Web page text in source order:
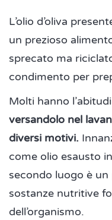
L’olio d’oliva
un prezioso
sprecato ma
condimento per
Molti hanno
versandolo nel
diversi motivi.
come olio esausto
secondo luogo è
sostanze nutritive
dell’organismo.